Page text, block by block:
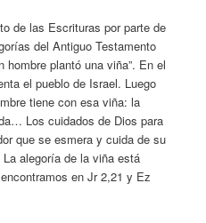
de las Escrituras por parte de
del Antiguo Testamento
hombre plantó una viña”. En el
el pueblo de Israel. Luego
tiene con esa viña: la
Los cuidados de Dios para
que se esmera y cuida de su
alegoría de la viña está
en Jr 2,21 y Ez